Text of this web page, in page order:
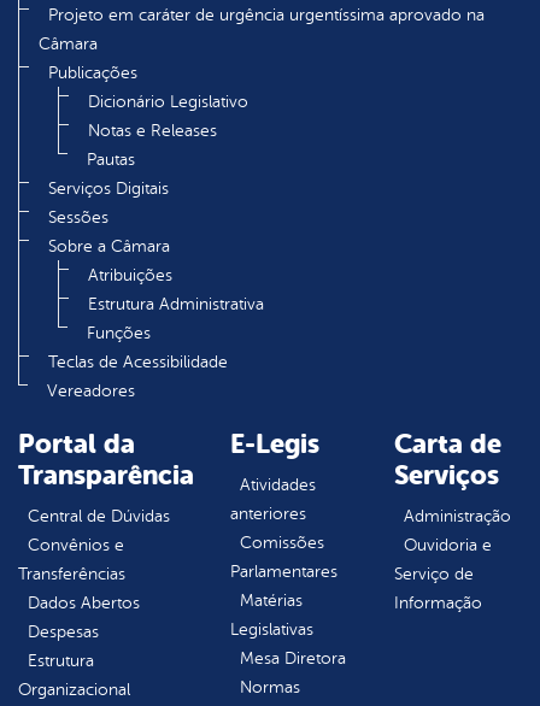
Projeto em caráter de urgência urgentíssima aprovado na
Câmara
Publicações
Dicionário Legislativo
Notas e Releases
Pautas
Serviços Digitais
Sessões
Sobre a Câmara
Atribuições
Estrutura Administrativa
Funções
Teclas de Acessibilidade
Vereadores
Portal da
Transparência
Central de Dúvidas
Convênios e
Transferências
Dados Abertos
Despesas
Estrutura
Organizacional
E-Legis
Atividades
anteriores
Comissões
Parlamentares
Matérias
Legislativas
Mesa Diretora
Normas
Carta de
Serviços
Administração
Ouvidoria e
Serviço de
Informação